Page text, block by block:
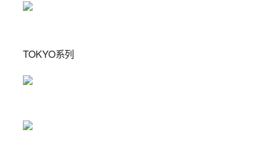
TOKYO系列